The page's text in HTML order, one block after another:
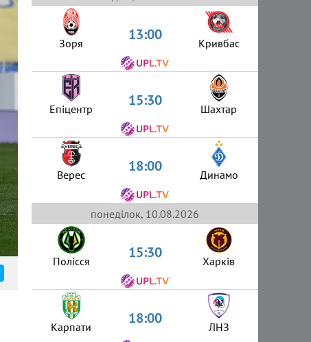
Зоря 13:00 Кривбас
Епіцентр 15:30 Шахтар
Верес 18:00 Динамо
понеділок, 10.08.2026
Полісся 15:30 Харків
Карпати 18:00 ЛНЗ